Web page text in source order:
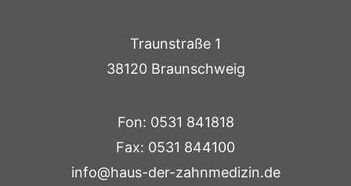
Traunstraße 1
38120 Braunschweig
Fon: 0531 841818
Fax: 0531 844100
info@haus-der-zahnmedizin.de